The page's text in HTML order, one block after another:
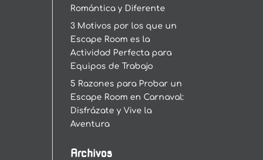
Romántica y Diferente
3 Motivos por los que un
Escape Room es la
Actividad Perfecta para
Equipos de Trabajo
5 Razones para Probar un
Escape Room en Carnaval:
Disfrázate y Vive la
Aventura
Archivos